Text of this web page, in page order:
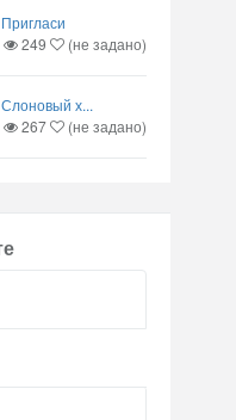
Пригласи
249 (не задано)
Слоновый х...
267 (не задано)